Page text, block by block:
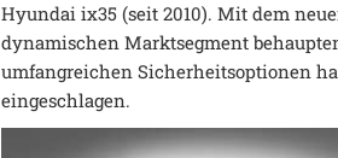
Hyundai ix35 (seit 2010). Mit dem
dynamischen Marktsegment
umfangreichen Sicherheitsoptionen
eingeschlagen.